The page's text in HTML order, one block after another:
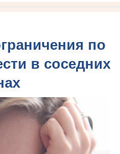
по
в соседних